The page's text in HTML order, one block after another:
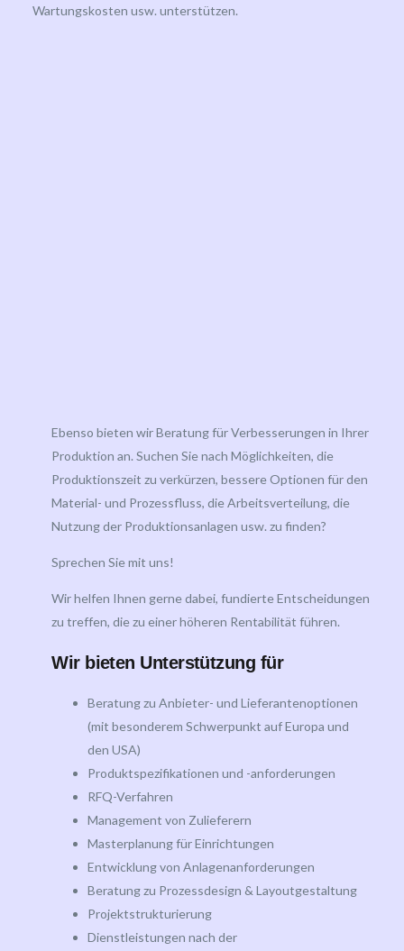
Wartungskosten usw. unterstützen.
Ebenso bieten wir Beratung für Verbesserungen in Ihrer
Produktion an. Suchen Sie nach Möglichkeiten, die
Produktionszeit zu verkürzen, bessere Optionen für den
Material- und Prozessfluss, die Arbeitsverteilung, die
Nutzung der Produktionsanlagen usw. zu finden?
Sprechen Sie mit uns!
Wir helfen Ihnen gerne dabei, fundierte Entscheidungen
zu treffen, die zu einer höheren Rentabilität führen.
Wir bieten Unterstützung für
Beratung zu Anbieter- und Lieferantenoptionen
(mit besonderem Schwerpunkt auf Europa und
den USA)
Produktspezifikationen und -anforderungen
RFQ-Verfahren
Management von Zulieferern
Masterplanung für Einrichtungen
Entwicklung von Anlagenanforderungen
Beratung zu Prozessdesign & Layoutgestaltung
Projektstrukturierung
Dienstleistungen nach der